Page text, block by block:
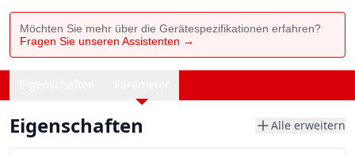
Möchten Sie mehr über die Gerätespezifikationen erfahren?
Fragen Sie unseren Assistenten →
Eigenschaften Alle erweitern